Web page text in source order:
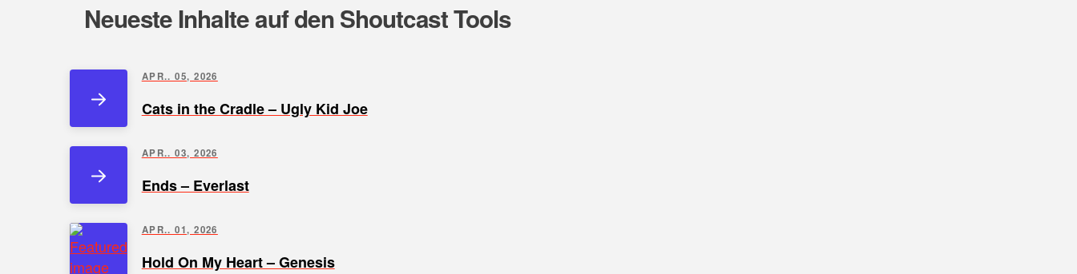
Neueste Inhalte auf den Shoutcast Tools
APR.. 05, 2026
Cats in the Cradle – Ugly Kid Joe
APR.. 03, 2026
Ends – Everlast
APR.. 01, 2026
Hold On My Heart – Genesis